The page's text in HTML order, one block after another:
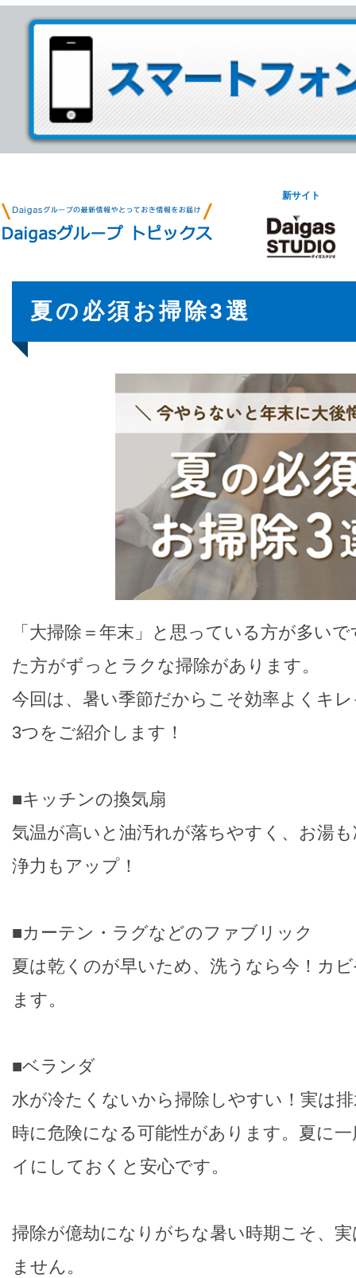
新サイト
夏の必須お掃除3選
「大掃除＝年末」と思っている方が多い
た方がずっとラクな掃除があります。
今回は、暑い季節だからこそ効率よくキ
3つをご紹介します！
■キッチンの換気扇
気温が高いと油汚れが落ちやすく、お湯
浄力もアップ！
■カーテン・ラグなどのファブリック
夏は乾くのが早いため、洗うなら今！カ
ます。
■ベランダ
水が冷たくないから掃除しやすい！実は
時に危険になる可能性があります。夏に
イにしておくと安心です。
掃除が億劫になりがちな暑い時期こそ、
ません。